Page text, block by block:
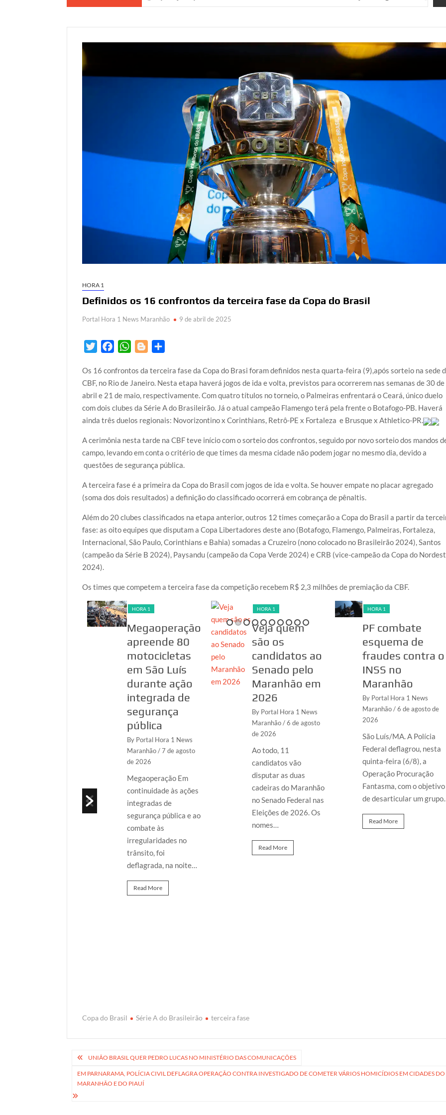
HORA 1
Definidos os 16 confrontos da terceira fase da Copa do Brasil
Portal Hora 1 News Maranhão 9 de abril de 2025
i
t
t
e
r
c
e
b
o
o
k
W
a
t
s
A
p
p
o
g
g
e
r
a
r
e
Os 16 confrontos da terceira fase da Copa do Brasi foram definidos nesta quarta-feira (9),após sorteio na sede
CBF, no Rio de Janeiro. Nesta etapa haverá jogos de ida e volta, previstos para ocorrerem nas semanas de 30 de
abril e 21 de maio, respectivamente. Com quatro títulos no torneio, o Palmeiras enfrentará o Ceará, único duelo
com dois clubes da Série A do Brasileirão. Já o atual campeão Flamengo terá pela frente o Botafogo-PB. Haverá
ainda três duelos regionais: Novorizontino x Corinthians, Retrô-PE x Fortaleza e Brusque x Athletico-PR.
A cerimônia nesta tarde na CBF teve início com o sorteio dos confrontos, seguido por novo sorteio dos mandos
campo, levando em conta o critério de que times da mesma cidade não podem jogar no mesmo dia, devido a
questões de segurança pública.
A terceira fase é a primeira da Copa do Brasil com jogos de ida e volta. Se houver empate no placar agregado
(soma dos dois resultados) a definição do classificado ocorrerá em cobrança de pênaltis.
Além do 20 clubes classificados na etapa anterior, outros 12 times começarão a Copa do Brasil a partir da
fase: as oito equipes que disputam a Copa Libertadores deste ano (Botafogo, Flamengo, Palmeiras, Fortaleza,
Internacional, São Paulo, Corinthians e Bahia) somadas a Cruzeiro (nono colocado no Brasileirão 2024), Santos
(campeão da Série B 2024), Paysandu (campeão da Copa Verde 2024) e CRB (vice-campeão da Copa do
2024).
Os times que competem a terceira fase da competição recebem R$ 2,3 milhões de premiação da CBF.
HORA 1
Megaoperação
apreende 80
motocicletas
em São Luís
durante ação
integrada de
segurança
pública
By Portal Hora 1 News
Maranhão/ 7 de agosto
de 2026
Megaoperação Em
continuidade às ações
integradas de
segurança pública e ao
combate às
irregularidades no
trânsito, foi
deflagrada, na noite…
Read More
HORA 1
Veja quem
são os
candidatos ao
Senado pelo
Maranhão em
2026
By Portal Hora 1 News
Maranhão/ 6 de agosto
de 2026
Ao todo, 11
candidatos vão
disputar as duas
cadeiras do Maranhão
no Senado Federal nas
Eleições de 2026. Os
nomes…
Read More
HORA 1
PF combate
esquema de
fraudes contra o
INSS no
Maranhão
By Portal Hora 1 News
Maranhão/ 6 de agosto de
2026
São Luís/MA. A Polícia
Federal deflagrou, nesta
quinta-feira (6/8), a
Operação Procuração
Fantasma, com o objetivo
de desarticular um
Read More
Copa do Brasil Série A do Brasileirão terceira fase
Navegação
de
Post
UNIÃO BRASIL QUER PEDRO LUCAS NO MINISTÉRIO DAS COMUNICAÇÕES
EM PARNARAMA, POLÍCIA CIVIL DEFLAGRA OPERAÇÃO CONTRA INVESTIGADO DE COMETER VÁRIOS HOMICÍDIOS EM CIDADES DO
MARANHÃO E DO PIAUÍ